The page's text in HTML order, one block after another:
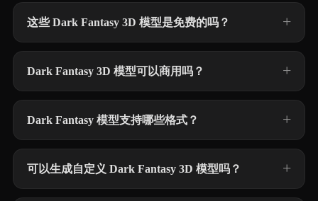
这些 Dark Fantasy 3D 模型是免费的吗？
Dark Fantasy 3D 模型可以商用吗？
Dark Fantasy 模型支持哪些格式？
可以生成自定义 Dark Fantasy 3D 模型吗？